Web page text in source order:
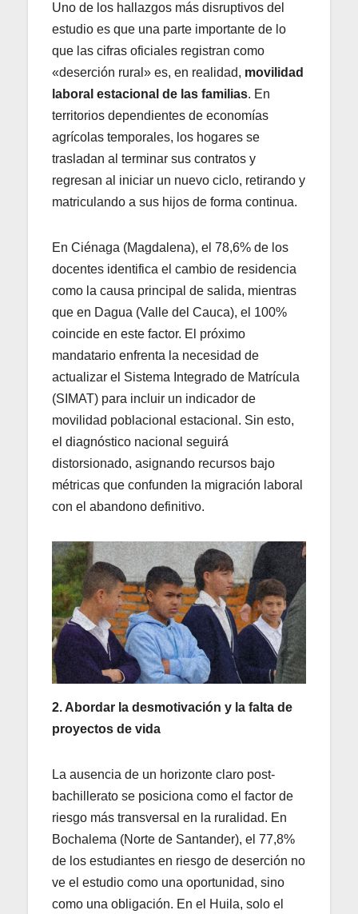
Uno de los hallazgos más disruptivos del
estudio es que una parte importante de lo
que las cifras oficiales registran como
«deserción rural» es, en realidad, movilidad
laboral estacional de las familias. En
territorios dependientes de economías
agrícolas temporales, los hogares se
trasladan al terminar sus contratos y
regresan al iniciar un nuevo ciclo, retirando y
matriculando a sus hijos de forma continua.
En Ciénaga (Magdalena), el 78,6% de los
docentes identifica el cambio de residencia
como la causa principal de salida, mientras
que en Dagua (Valle del Cauca), el 100%
coincide en este factor. El próximo
mandatario enfrenta la necesidad de
actualizar el Sistema Integrado de Matrícula
(SIMAT) para incluir un indicador de
movilidad poblacional estacional. Sin esto,
el diagnóstico nacional seguirá
distorsionado, asignando recursos bajo
métricas que confunden la migración laboral
con el abandono definitivo.
2. Abordar la desmotivación y la falta de
proyectos de vida
La ausencia de un horizonte claro post-
bachillerato se posiciona como el factor de
riesgo más transversal en la ruralidad. En
Bochalema (Norte de Santander), el 77,8%
de los estudiantes en riesgo de deserción no
ve el estudio como una oportunidad, sino
como una obligación. En el Huila, solo el